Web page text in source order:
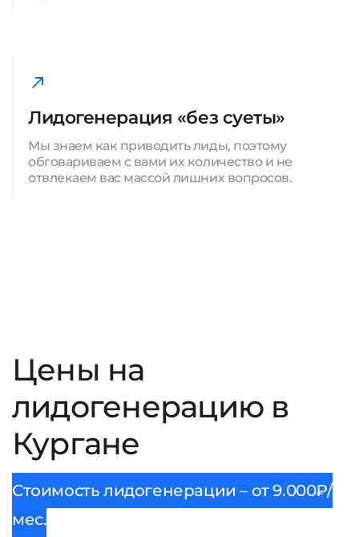
Лидогенерация «без суеты»
Мы знаем как приводить лиды, поэтому
обговариваем с вами их количество и не
отвлекаем вас массой лишних вопросов.
Цены на
лидогенерацию в
Кургане
Стоимость лидогенерации – от 9.000₽/
мес.